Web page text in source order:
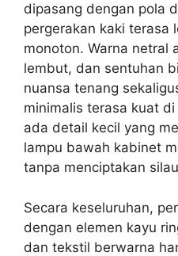
dipasang dengan pola
pergerakan kaki terasa
monoton. Warna netral
lembut, dan sentuhan
nuansa tenang
minimalis terasa kuat
ada detail kecil yang
lampu bawah kabinet
tanpa menciptakan
Secara keseluruhan,
dengan elemen kayu
dan tekstil berwarna